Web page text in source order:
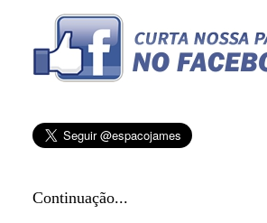
Continuação...